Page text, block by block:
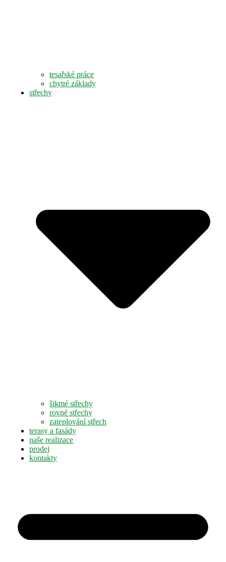
tesařské práce
chytré základy
střechy
šikmé střechy
rovné střechy
zateplování střech
terasy a fasády
naše realizace
prodej
kontakty